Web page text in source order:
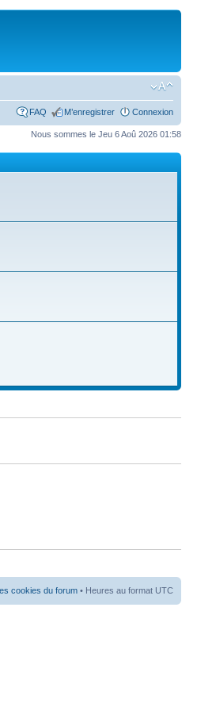
FAQ M’enregistrer Connexion
Nous sommes le Jeu 6 Aoû 2026 01:58
cookies du forum • Heures au format UTC